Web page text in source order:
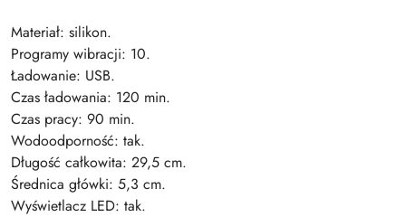
Materiał: silikon.
Programy wibracji: 10.
Ładowanie: USB.
Czas ładowania: 120 min.
Czas pracy: 90 min.
Wodoodporność: tak.
Długość całkowita: 29,5 cm.
Średnica główki: 5,3 cm.
Wyświetlacz LED: tak.